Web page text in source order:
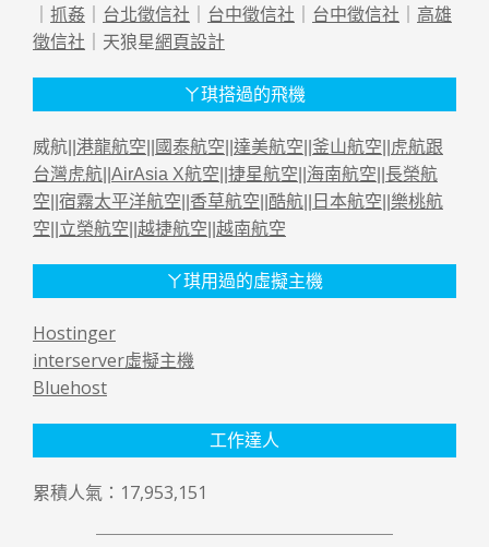
抓姦 台北徵信社 台中徵信社 台中徵信社
高雄
徵信社 ｜天狼星網頁設計
ㄚ琪搭過的飛機
威航|| 港龍航空 國泰航空 達美航空 釜山航空
虎航跟
台灣虎航 AirAsia X航空 捷星航空 海南航空 長榮航
空 宿霧太平洋航空 香草航空 酷航 日本航空 樂桃航
空 立榮航空 越捷航空 越南航空
ㄚ琪用過的虛擬主機
Hostinger
interserver虛擬主機
Bluehost
工作達人
累積人氣：17,953,151